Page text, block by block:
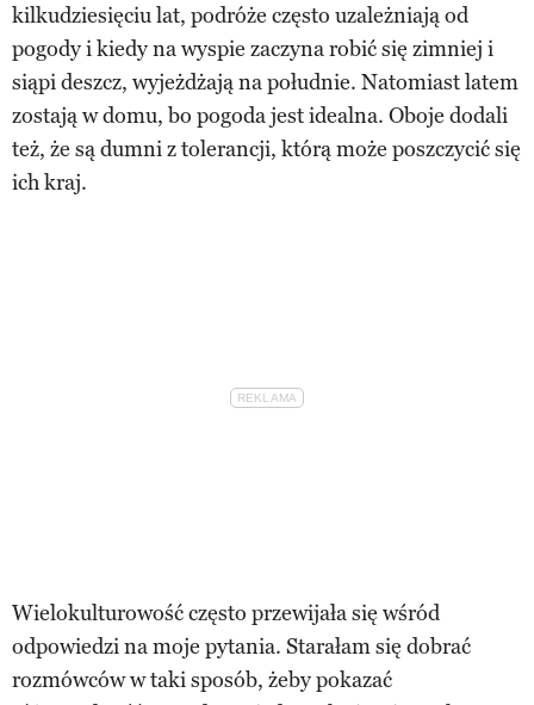
kilkudziesięciu lat, podróże często uzależniają od
pogody i kiedy na wyspie zaczyna robić się zimniej i
siąpi deszcz, wyjeżdżają na południe. Natomiast latem
zostają w domu, bo pogoda jest idealna. Oboje dodali
też, że są dumni z tolerancji, którą może poszczycić się
ich kraj.
Wielokulturowość często przewijała się wśród
odpowiedzi na moje pytania. Starałam się dobrać
rozmówców w taki sposób, żeby pokazać